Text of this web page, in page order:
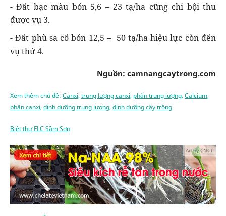
- Đất bạc màu bón 5,6 – 23 tạ/ha cũng chi bội thu
được vụ 3.
- Đất phù sa cổ bón 12,5 – 50 tạ/ha hiệu lực còn đến
vụ thứ 4.
Nguồn: camnangcaytrong.com
Xem thêm chủ đề: Canxi, trung lượng canxi, phân trung lượng, Calcium,
phân canxi, dinh dưỡng trung lượng, dinh dưỡng cây trồng
Biệt thự FLC Sầm Sơn
Ad by CNCT